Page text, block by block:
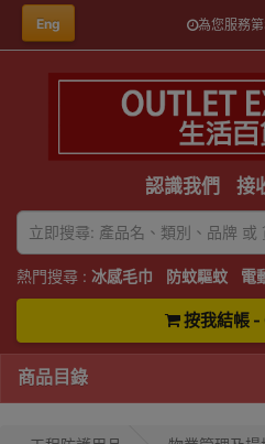
Eng 為您服務第
認識我們 接
熱門搜尋 : 冰感毛巾 防蚊驅蚊 電
按我結帳 -
商品目錄